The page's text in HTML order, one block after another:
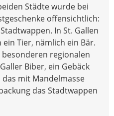
Städte wurde bei
offensichtlich:
In St. Gallen
Tier, nämlich ein Bär.
regionalen
Biber, ein Gebäck
mit Mandelmasse
das Stadtwappen